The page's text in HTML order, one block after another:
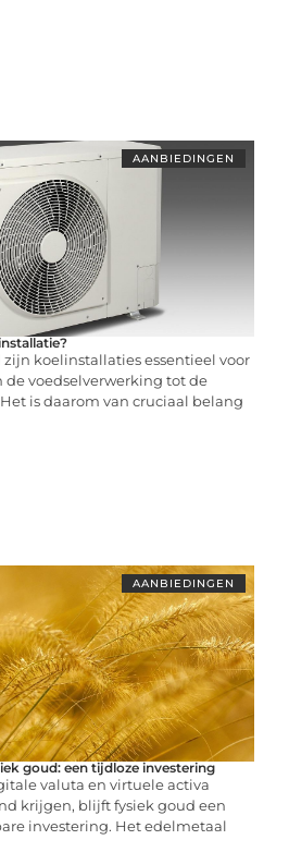
AANBIEDINGEN
koelinstallaties essentieel voor
de voedselverwerking tot de
is daarom van cruciaal belang
AANBIEDINGEN
goud: een tijdloze investering
valuta en virtuele activa
krijgen, blijft fysiek goud een
investering. Het edelmetaal